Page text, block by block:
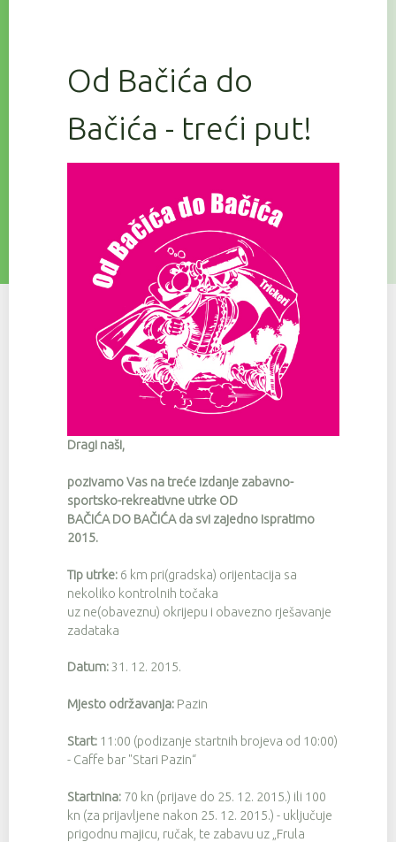
Od Bačića do
Bačića - treći put!
Dragi naši,
pozivamo Vas na treće izdanje zabavno-
sportsko-rekreativne utrke OD
BAČIĆA DO BAČIĆA da svi zajedno ispratimo
2015.
Tip utrke: 6 km pri(gradska) orijentacija sa
nekoliko kontrolnih točaka
uz ne(obaveznu) okrijepu i obavezno rješavanje
zadataka
Datum:31. 12. 2015.
Mjesto održavanja: Pazin
Start: 11:00 (podizanje startnih brojeva od 10:00)
- Caffe bar "Stari Pazin“
Startnina: 70 kn (prijave do 25. 12. 2015.) ili 100
kn (za prijavljene nakon 25. 12. 2015.) - uključuje
prigodnu majicu, ručak, te zabavu uz „Frula